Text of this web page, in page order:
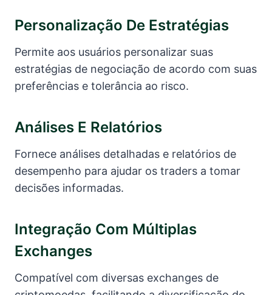
Personalização De Estratégias
Permite aos usuários personalizar suas
estratégias de negociação de acordo com suas
preferências e tolerância ao risco.
Análises E Relatórios
Fornece análises detalhadas e relatórios de
desempenho para ajudar os traders a tomar
decisões informadas.
Integração Com Múltiplas
Exchanges
Compatível com diversas exchanges de